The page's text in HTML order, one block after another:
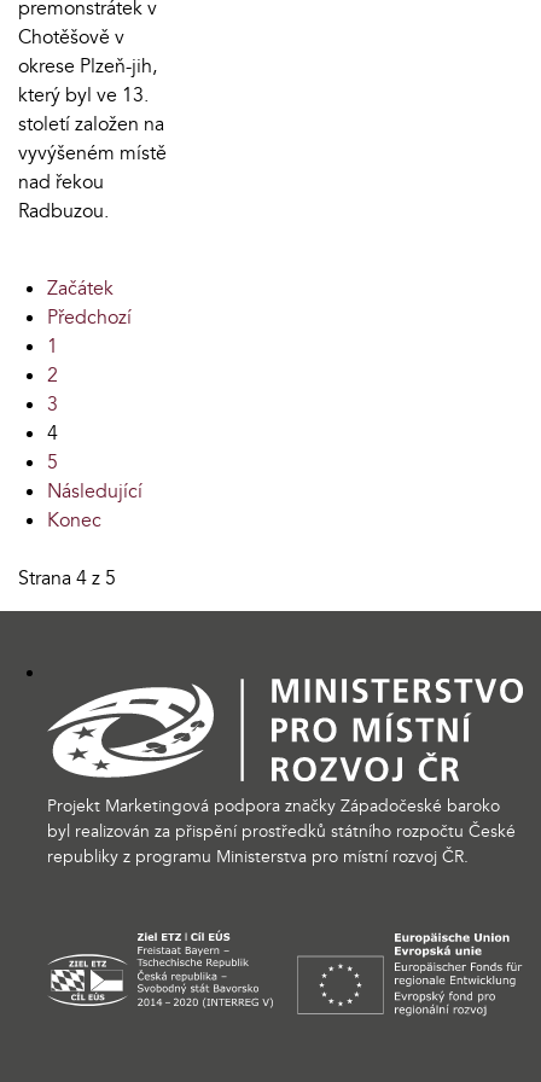
premonstrátek v
Chotěšově v
okrese Plzeň-jih,
který byl ve 13.
století založen na
vyvýšeném místě
nad řekou
Radbuzou.
Začátek
Předchozí
1
2
3
4
5
Následující
Konec
Strana 4 z 5
Projekt Marketingová podpora značky Západočeské baroko
byl realizován za přispění prostředků státního rozpočtu České
republiky z programu Ministerstva pro místní rozvoj ČR.